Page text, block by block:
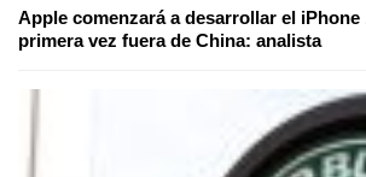
Apple comenzará a desarrollar el iPhone
primera vez fuera de China: analista